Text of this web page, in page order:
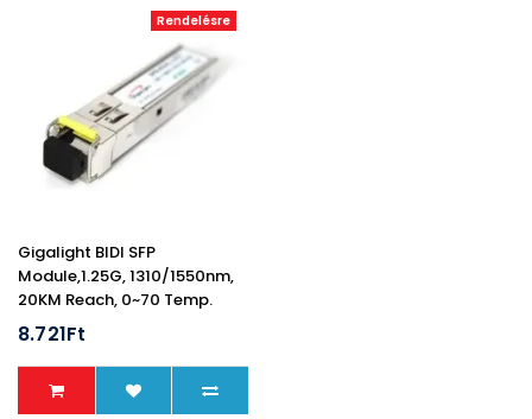
Rendelésre
Gigalight BIDI SFP
Module,1.25G, 1310/1550nm,
20KM Reach, 0~70 Temp.
Range, With Digital
Diagnostics Monitoring,
8.721Ft